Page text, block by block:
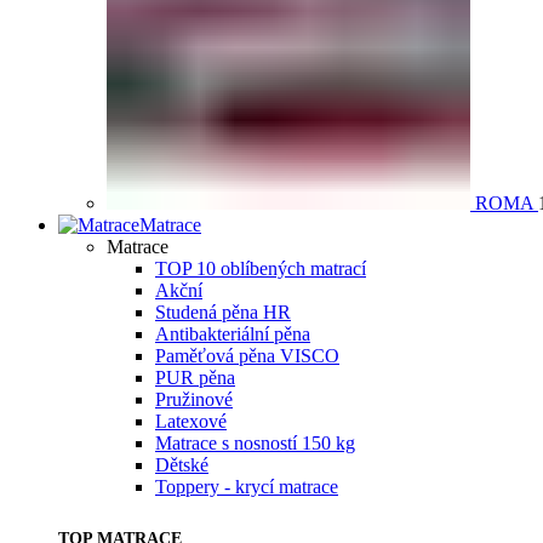
ROMA
Matrace
Matrace
TOP 10 oblíbených matrací
Akční
Studená pěna HR
Antibakteriální pěna
Paměťová pěna VISCO
PUR pěna
Pružinové
Latexové
Matrace s nosností 150 kg
Dětské
Toppery - krycí matrace
TOP MATRACE